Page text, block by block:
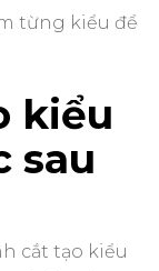
từng kiểu để
kiểu
sau
cắt tạo kiểu